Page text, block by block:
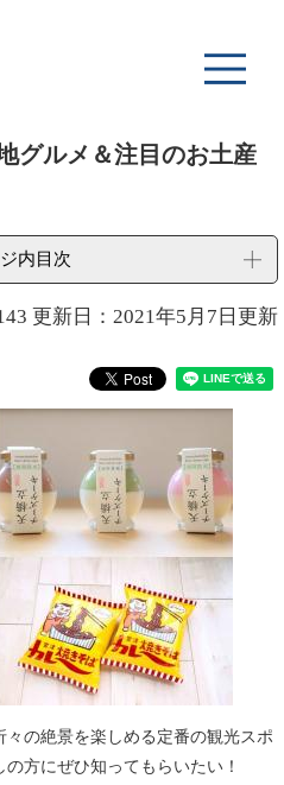
グルメ＆注目のお土産
内目次
更新日：2021年5月7日更新
々の絶景を楽しめる定番の観光スポ
方にぜひ知ってもらいたい！